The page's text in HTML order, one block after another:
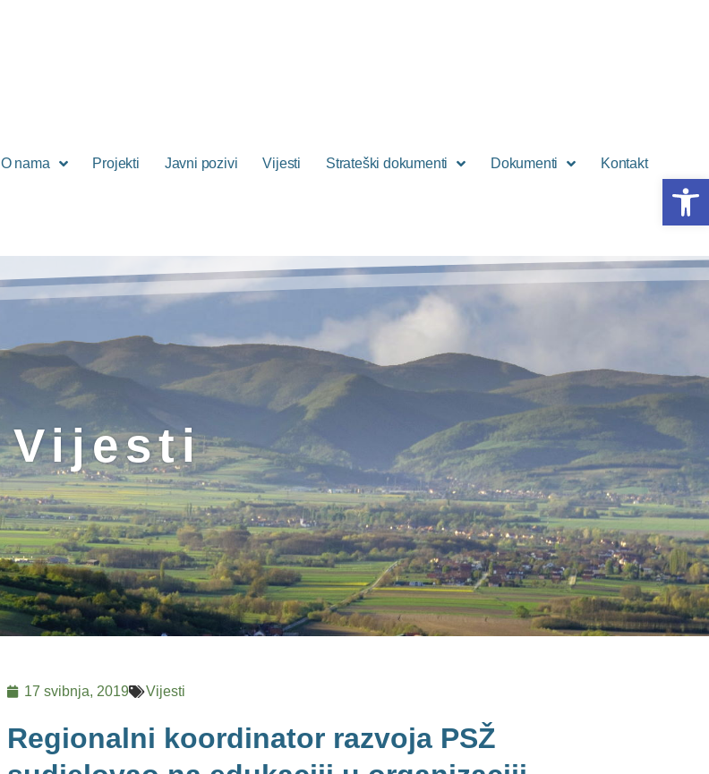
O nama Projekti Javni pozivi Vijesti Strateški dokumenti Dokumenti Kontakt
Vijesti
17 svibnja, 2019 Vijesti
Regionalni koordinator razvoja PSŽ